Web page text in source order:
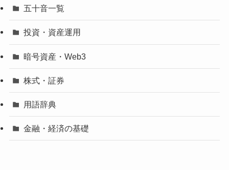
五十音一覧
投資・資産運用
暗号資産・Web3
株式・証券
用語辞典
金融・経済の基礎